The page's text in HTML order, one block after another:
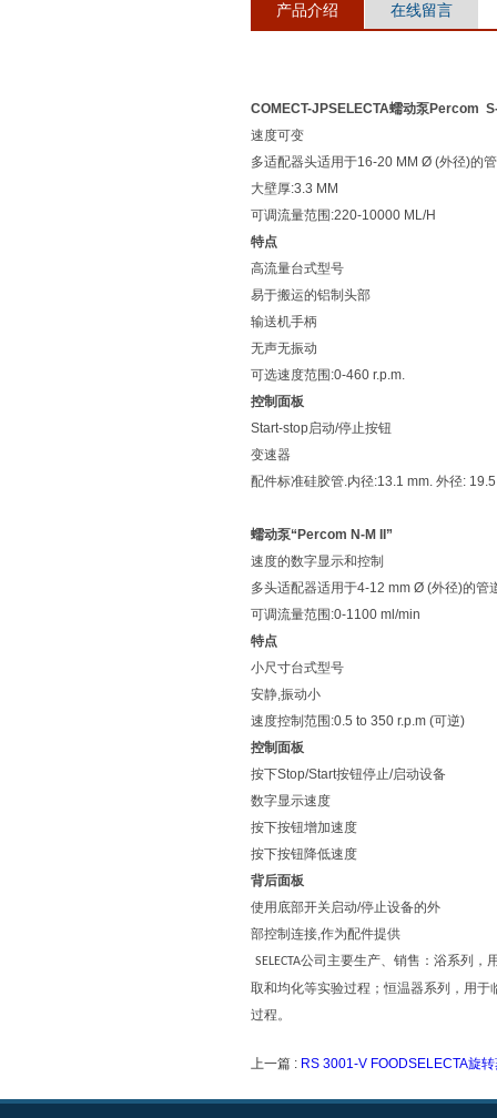
产品介绍 在线留言
COMECT-JPSELECTA蠕动泵Percom
速度可变
多适配器头适用于16-20 MM Ø (外径)的
大壁厚:3.3 MM
可调流量范围:220-10000 ML/H
特点
高流量台式型号
易于搬运的铝制头部
输送机手柄
无声无振动
可选速度范围:0-460 r.p.m.
控制面板
Start-stop启动/停止按钮
变速器
配件标准硅胶管.内径:13.1 mm. 外径:
蠕动泵“Percom N-M II”
速度的数字显示和控制
多头适配器适用于4-12 mm Ø (外径)的管
可调流量范围:0-1100 ml/min
特点
小尺寸台式型号
安静,振动小
速度控制范围:0.5 to 350 r.p.m (可逆)
控制面板
按下Stop/Start按钮停止/启动设备
数字显示速度
按下按钮增加速度
按下按钮降低速度
背后面板
使用底部开关启动/停止设备的外
部控制连接,作为配件提供
SELECTA公司主要生产、销售：浴系列，
取和均化等实验过程；恒温器系列，用
过程。
上一篇 : RS 3001-V FOODSELECTA旋